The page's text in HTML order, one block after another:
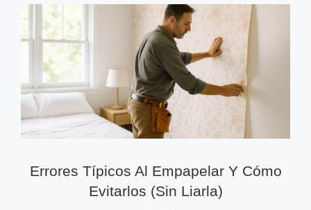
Errores Típicos Al Empapelar Y Cómo
Evitarlos (sin Liarla)